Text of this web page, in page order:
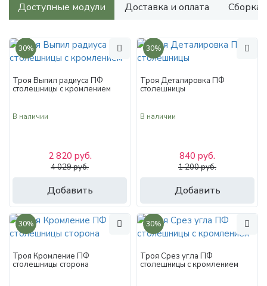
Доступные модули Доставка и оплата Сборка
30%
Троя Выпил радиуса ПФ
столешницы с кромлением
В наличии
Добавить
2 820 руб.
4 029 руб.
30%
Троя Деталировка ПФ
столешницы
В наличии
Добавить
840 руб.
1 200 руб.
30%
Троя Кромление ПФ
столешницы сторона
30%
Троя Срез угла ПФ
столешницы с кромлением